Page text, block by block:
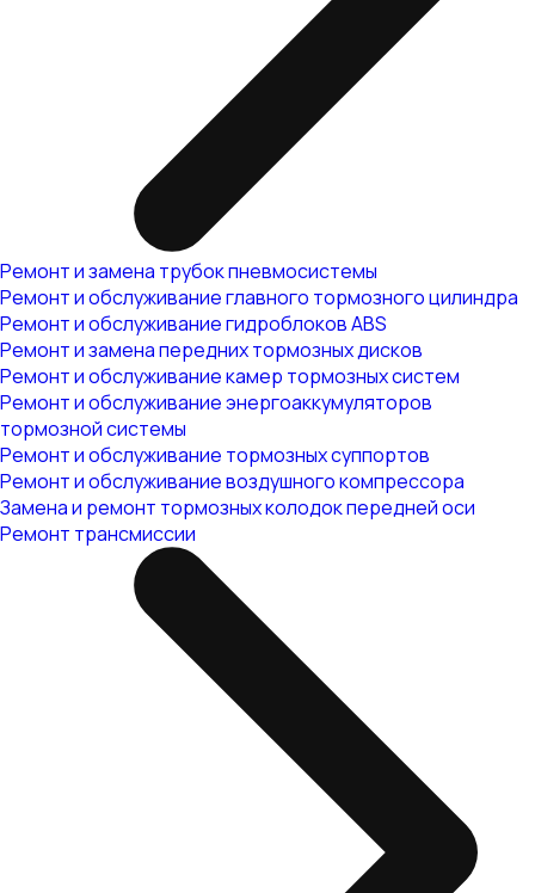
Ремонт и замена трубок пневмосистемы
Ремонт и обслуживание главного тормозного цилиндра
Ремонт и обслуживание гидроблоков ABS
Ремонт и замена передних тормозных дисков
Ремонт и обслуживание камер тормозных систем
Ремонт и обслуживание энергоаккумуляторов
тормозной системы
Ремонт и обслуживание тормозных суппортов
Ремонт и обслуживание воздушного компрессора
Замена и ремонт тормозных колодок передней оси
Ремонт трансмиссии